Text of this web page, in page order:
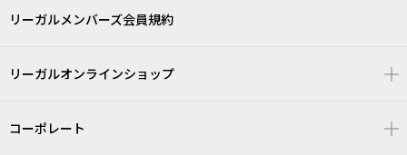
リーガルメンバーズ会員規約
リーガルオンラインショップ
コーポレート